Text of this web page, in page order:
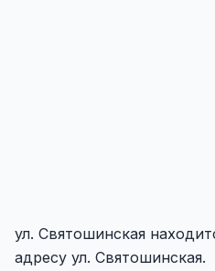
ул. Святошинская
адресу ул. Святошинская.